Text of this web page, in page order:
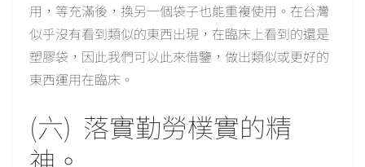
用，等充滿後，換另一個袋子也能重複使用。在台灣
似乎沒有看到類似的東西出現，在臨床上看到的還是
塑膠袋，因此我們可以此來借鑒，做出類似或更好的
東西運用在臨床。
(六) 落實勤勞樸實的精